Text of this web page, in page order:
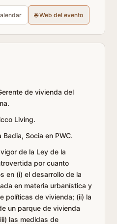
🌐 Web del evento
de vivienda del
Living.
Socia en PWC.
de la Ley de la
por cuanto
en (i) el desarrollo de la
en materia urbanística y
políticas de vivienda; (ii) la
un parque de vivienda
las medidas de